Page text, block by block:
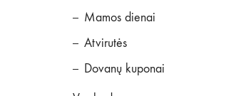
Mamos dienai
Atvirutės
Dovanų kuponai